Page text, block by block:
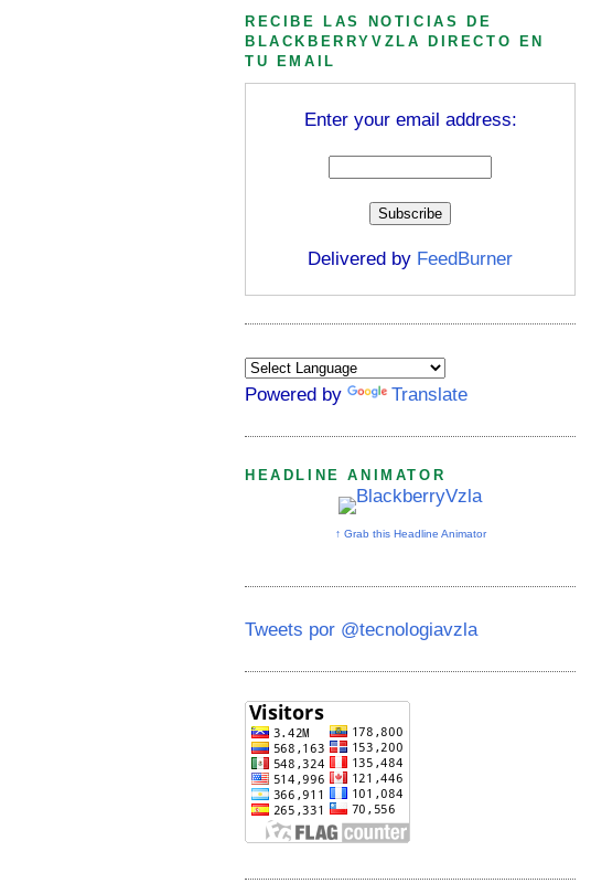
RECIBE LAS NOTICIAS DE
BLACKBERRYVZLA DIRECTO EN
TU EMAIL
Enter your email address:
Delivered by FeedBurner
Powered by Translate
HEADLINE ANIMATOR
↑ Grab this Headline Animator
Tweets por @tecnologiavzla